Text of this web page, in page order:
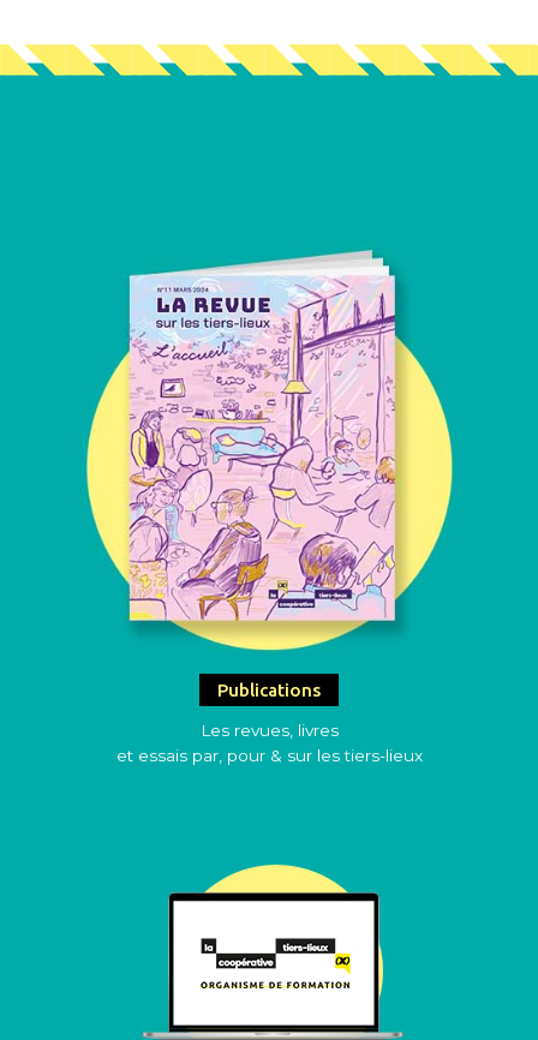
Publications
Les revues, livres
et essais par, pour & sur les tiers-lieux